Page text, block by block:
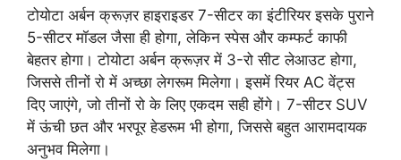
टोयोटा अर्बन क्रूज़र हाइराइडर 7-सीटर का इंटीरियर इसके पुराने
5-सीटर मॉडल जैसा ही होगा, लेकिन स्पेस और कम्फर्ट काफी
बेहतर होगा। टोयोटा अर्बन क्रूज़र में 3-रो सीट लेआउट होगा,
जिससे तीनों रो में अच्छा लेगरूम मिलेगा। इसमें रियर AC वेंट्स
दिए जाएंगे, जो तीनों रो के लिए एकदम सही होंगे। 7-सीटर SUV
में ऊंची छत और भरपूर हेडरूम भी होगा, जिससे बहुत आरामदायक
अनुभव मिलेगा।